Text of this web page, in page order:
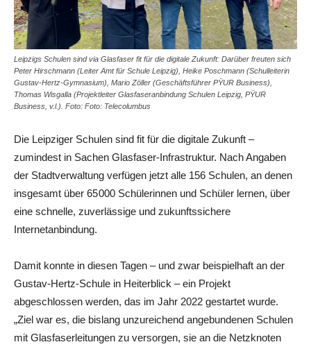
Leipzigs Schulen sind via Glasfaser fit für die digitale Zukunft: Darüber freuten sich
Peter Hirschmann (Leiter Amt für Schule Leipzig), Heike Poschmann (Schulleiterin
Gustav-Hertz-Gymnasium), Mario Zöller (Geschäftsführer PŸUR Business),
Thomas Wisgalla (Projektleiter Glasfaseranbindung Schulen Leipzig, PŸUR
Business, v.l.). Foto: Foto: Telecolumbus
Die Leipziger Schulen sind fit für die digitale Zukunft –
zumindest in Sachen Glasfaser-Infrastruktur. Nach Angaben
der Stadtverwaltung verfügen jetzt alle 156 Schulen, an denen
insgesamt über 65 000 Schülerinnen und Schüler lernen, über
eine schnelle, zuverlässige und zukunftssichere
Internetanbindung.
Damit konnte in diesen Tagen – und zwar beispielhaft an der
Gustav-Hertz-Schule in Heiterblick – ein Projekt
abgeschlossen werden, das im Jahr 2022 gestartet wurde.
„Ziel war es, die bislang unzureichend angebundenen Schulen
mit Glasfaserleitungen zu versorgen, sie an die Netzknoten